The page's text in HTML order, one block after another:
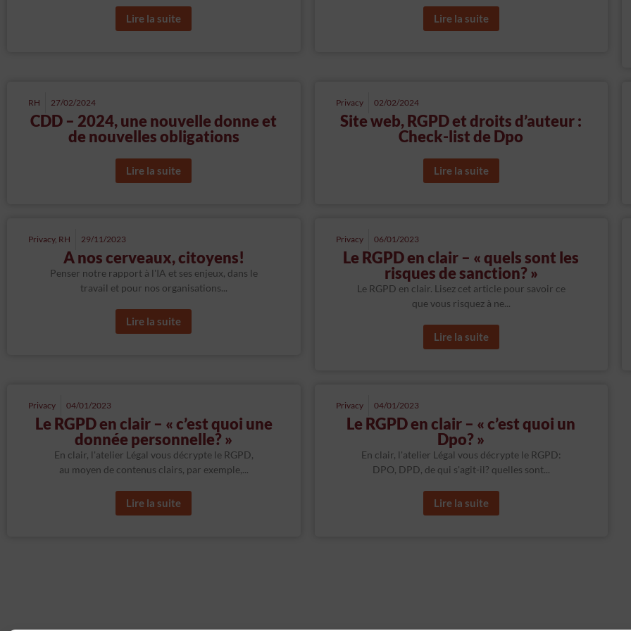
Lire la suite Lire la suite
RH 27/02/2024
CDD – 2024, une nouvelle donne et
de nouvelles obligations
Lire la suite
Privacy 02/02/2024
Site web, RGPD et droits d’auteur :
Check-list de Dpo
Lire la suite
Privacy, RH 29/11/2023
A nos cerveaux, citoyens!
Penser notre rapport à l'IA et ses enjeux, dans le
travail et pour nos organisations...
Lire la suite
Privacy 06/01/2023
Le RGPD en clair – « quels sont les
risques de sanction? »
Le RGPD en clair. Lisez cet article pour savoir ce
que vous risquez à ne...
Lire la suite
Privacy 04/01/2023
Le RGPD en clair – « c’est quoi une
donnée personnelle? »
En clair, l'atelier Légal vous décrypte le RGPD,
au moyen de contenus clairs, par exemple,...
Lire la suite
Privacy 04/01/2023
Le RGPD en clair – « c’est quoi un
Dpo? »
En clair, l'atelier Légal vous décrypte le RGPD:
DPO, DPD, de qui s'agit-il? quelles sont...
Lire la suite